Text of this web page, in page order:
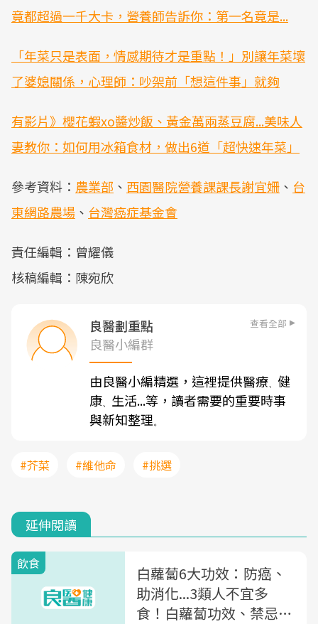
竟都超過一千大卡，營養師告訴你：第一名竟是...
「年菜只是表面，情感期待才是重點！」別讓年菜壞
了婆媳關係，心理師：吵架前「想這件事」就夠
有影片》櫻花蝦xo醬炒飯、黃金萬兩蒸豆腐...美味人
妻教你：如何用冰箱食材，做出6道「超快速年菜」
參考資料： 農業部 、 西園醫院營養課課長謝宜姍 、 台
東網路農場 、 台灣癌症基金會
責任編輯：曾耀儀
核稿編輯：陳宛欣
良醫劃重點 查看全部
良醫小編群
由良醫小編精選，這裡提供醫療、 健
康、 生活...等，讀者需要的重要時事
與新知整理。
#芥菜 #維他命 #挑選
延伸閱讀
飲食
白蘿蔔6大功效：防癌、
助消化...3類人不宜多
食！白蘿蔔功效、禁忌及